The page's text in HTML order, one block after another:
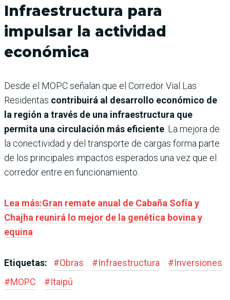
Infraestructura para
impulsar la actividad
económica
Desde el MOPC señalan que el Corredor Vial Las
Residentas contribuirá al desarrollo económico de
la región a través de una infraestructura que
permita una circulación más eficiente . La mejora de
la conectividad y del transporte de cargas forma parte
de los principales impactos esperados una vez que el
corredor entre en funcionamiento.
Lea más:Gran remate anual de Cabaña Sofía y
Chajha reunirá lo mejor de la genética bovina y
equina
Etiquetas: #Obras #Infraestructura #Inversiones
#MOPC #Itaipú